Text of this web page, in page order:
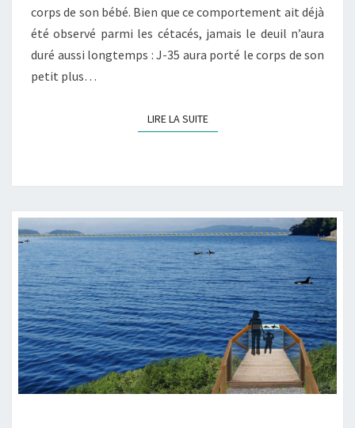
corps de son bébé. Bien que ce comportement ait déjà
été observé parmi les cétacés, jamais le deuil n’aura
duré aussi longtemps : J-35 aura porté le corps de son
petit plus…
LIRE LA SUITELIRE LA SUITE